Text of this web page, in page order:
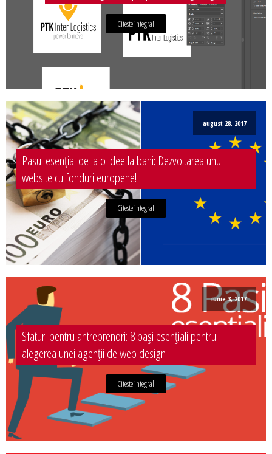
Citeste integral
august 28, 2017
Pasul esențial de la o idee la bani: Dezvoltarea unui
website cu fonduri europene!
Citeste integral
iunie 3, 2017
Sfaturi pentru antreprenori: 8 pași esențiali pentru
alegerea unei agenții de web design
Citeste integral